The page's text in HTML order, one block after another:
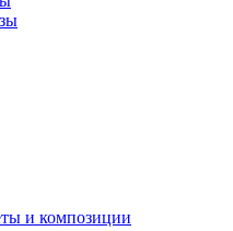
и композиции